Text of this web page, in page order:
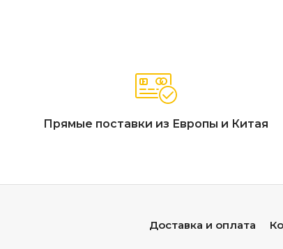
Прямые поставки из Европы и Китая
Доставка и оплата